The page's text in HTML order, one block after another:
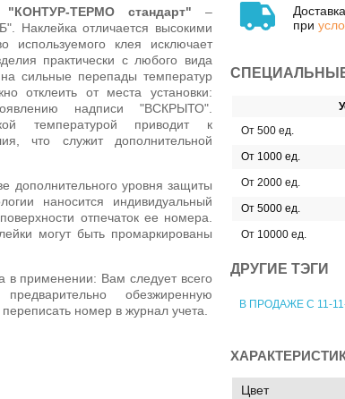
при
От 500 ед.
От 1000 ед.
От 2000 ед.
От 5000 ед.
От 10000 ед.
ДРУГИЕ ТЭГИ
В ПРОДАЖЕ С 11-
"КОНТУР-ТЕРМО стандарт" –
Наклейка отличается высокими
используемого клея исключает
практически с любого вида
сильные перепады температур
отклеить от места установки:
надписи "ВСКРЫТО".
температурой приводит к
что служит дополнительной
дополнительного уровня защиты
наносится индивидуальный
отпечаток ее номера.
могут быть промаркированы
в применении: Вам следует всего
обезжиренную
номер в журнал учета.
Цвет